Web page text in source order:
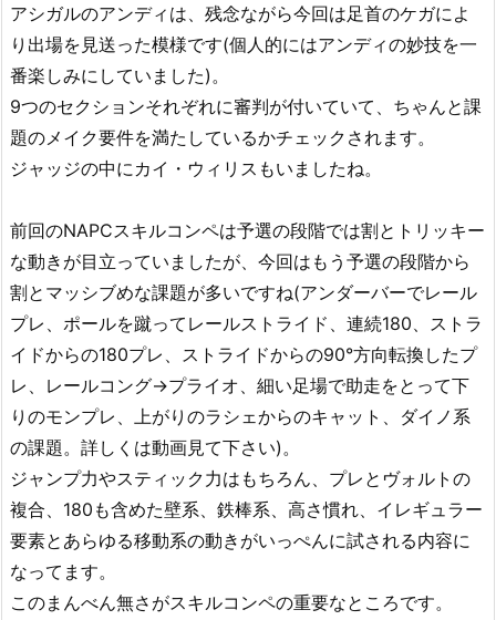
アシガルのアンディは、残念ながら今回は足首のケガによ
り出場を見送った模様です(個人的にはアンディの妙技を一
番楽しみにしていました)。
9つのセクションそれぞれに審判が付いていて、ちゃんと課
題のメイク要件を満たしているかチェックされます。
ジャッジの中にカイ・ウィリスもいましたね。
前回のNAPCスキルコンペは予選の段階では割とトリッキー
な動きが目立っていましたが、今回はもう予選の段階から
割とマッシブめな課題が多いですね(アンダーバーでレール
プレ、ポールを蹴ってレールストライド、連続180、ストラ
イドからの180プレ、ストライドからの90°方向転換したプ
レ、レールコング→プライオ、細い足場で助走をとって下
りのモンプレ、上がりのラシェからのキャット、ダイノ系
の課題。詳しくは動画見て下さい)。
ジャンプ力やスティック力はもちろん、プレとヴォルトの
複合、180も含めた壁系、鉄棒系、高さ慣れ、イレギュラー
要素とあらゆる移動系の動きがいっぺんに試される内容に
なってます。
このまんべん無さがスキルコンペの重要なところです。